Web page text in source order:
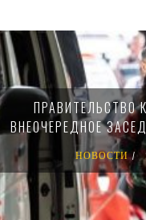
ПРАВИТЕЛЬСТВО
ВНЕОЧЕРЕДНОЕ
НОВОСТИ